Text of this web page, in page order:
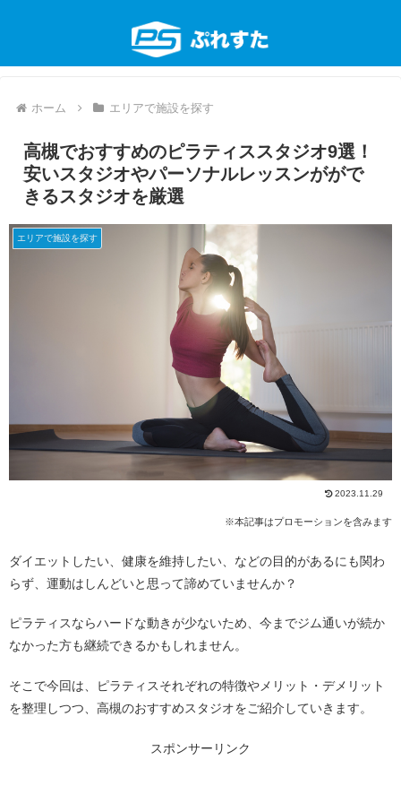
ホーム エリアで施設を探す
高槻でおすすめのピラティススタジオ9選！
安いスタジオやパーソナルレッスンががで
きるスタジオを厳選
エリアで施設を探す
2023.11.29
※本記事はプロモーションを含みます
ダイエットしたい、健康を維持したい、などの目的があるにも関わ
らず、運動はしんどいと思って諦めていませんか？
ピラティスならハードな動きが少ないため、今までジム通いが続か
なかった方も継続できるかもしれません。
そこで今回は、ピラティスそれぞれの特徴やメリット・デメリット
を整理しつつ、高槻のおすすめスタジオをご紹介していきます。
スポンサーリンク